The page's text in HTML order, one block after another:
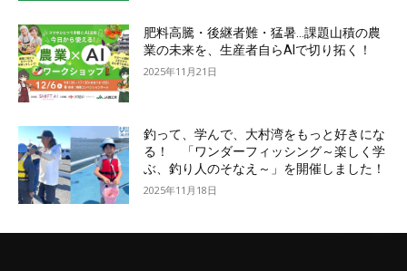
肥料高騰・後継者難・猛暑…課題山積の農
業の未来を、生産者自らAIで切り拓く！
2025年11月21日
釣って、学んで、大村湾をもっと好きにな
る！ 「ワンダーフィッシング～楽しく学
ぶ、釣り人のそなえ～」を開催しました！
2025年11月18日